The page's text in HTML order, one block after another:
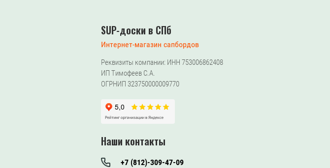
SUP-доски в СПб
Интернет-магазин сапбордов
Реквизиты компании: ИНН 753006862408
ИП Тимофеев С.А.
ОГРНИП 323750000009770
Наши контакты
+7 (812)-309-47-09